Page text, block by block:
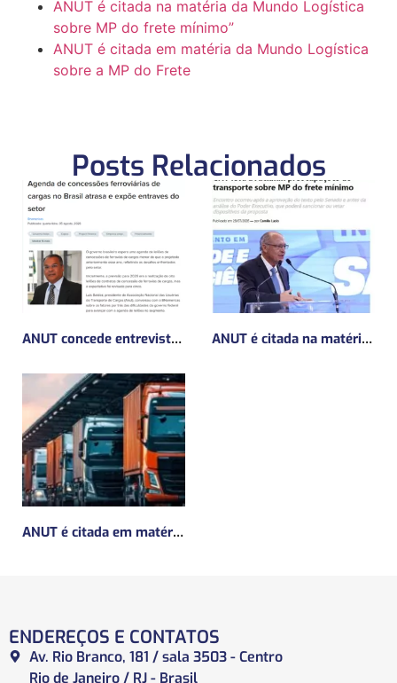
ANUT é citada na matéria da Mundo Logística
sobre MP do frete mínimo”
ANUT é citada em matéria da Mundo Logística
sobre a MP do Frete
Posts Relacionados
ANUT concede entrevista sobre Concessões Ferroviárias ANUT é citada na matéria da Mundo Logística sobre MP do frete mínimo”
ANUT é citada em matéria da Mundo Logística sobre a MP do Frete
ENDEREÇOS E CONTATOS
Av. Rio Branco, 181 / sala 3503 - Centro
Rio de Janeiro / RJ - Brasil